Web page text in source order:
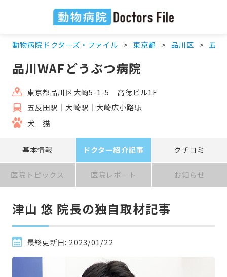
動物病院ドクターズ・ファイル 東京都 品川区 五反
品川WAFどうぶつ病院
東京都品川区大崎5-1-5 高徳ビル1F
五反田駅
大崎駅
大崎広小路駅
犬
猫
基本情報 ドクター紹介記事 クチコミ
医院トピックス 医院レポート お知らせ
津山 悠 院長の独自取材記事
最終更新日: 2023/01/22